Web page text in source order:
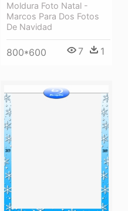
Moldura Foto Natal -
Marcos Para Dos Fotos
De Navidad
800*600 7 1